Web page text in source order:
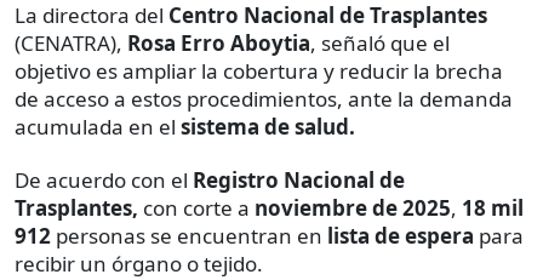
La directora del Centro Nacional de Trasplantes
(CENATRA), Rosa Erro Aboytia, señaló que el
objetivo es ampliar la cobertura y reducir la brecha
de acceso a estos procedimientos, ante la demanda
acumulada en el sistema de salud.
De acuerdo con el Registro Nacional de
Trasplantes, con corte a noviembre de 2025, 18 mil
912 personas se encuentran en lista de espera para
recibir un órgano o tejido.